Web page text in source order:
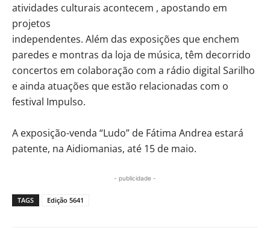
atividades culturais acontecem , apostando em
projetos
independentes. Além das exposições que enchem
paredes e montras da loja de música, têm decorrido
concertos em colaboração com a rádio digital Sarilho
e ainda atuações que estão relacionadas com o
festival Impulso.
A exposição-venda “Ludo” de Fátima Andrea estará
patente, na Aidiomanias, até 15 de maio.
- publicidade -
TAGS Edição 5641